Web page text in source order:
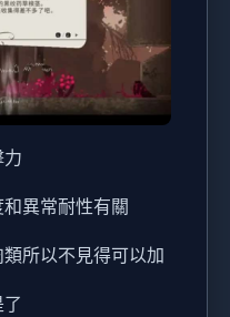
異常耐性有關
所以不見得可以加